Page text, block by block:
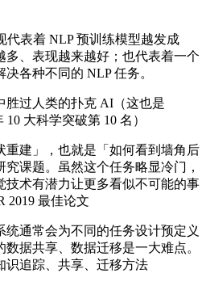
表着 NLP 预训练模型越发成
多、表现越来越好；也代表着一个
各种不同的 NLP 任务。
过人类的扑克 AI（这也是
10 大科学突破第 10 名）
建」，也就是「如何看到墙角后
课题。虽然这个任务略显冷门，
技术有潜力让更多看似不可能的事
2019 最佳论文
通常会为不同的任务设计预定义
据共享、数据迁移是一大难点。
识追踪、共享、迁移方法